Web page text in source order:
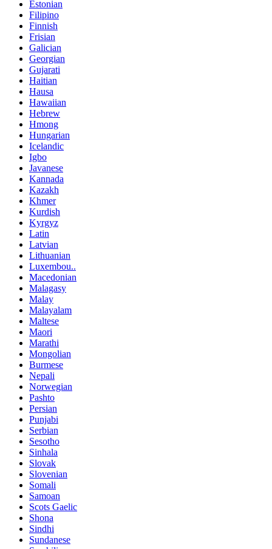
Estonian
Filipino
Finnish
Frisian
Galician
Georgian
Gujarati
Haitian
Hausa
Hawaiian
Hebrew
Hmong
Hungarian
Icelandic
Igbo
Javanese
Kannada
Kazakh
Khmer
Kurdish
Kyrgyz
Latin
Latvian
Lithuanian
Luxembou..
Macedonian
Malagasy
Malay
Malayalam
Maltese
Maori
Marathi
Mongolian
Burmese
Nepali
Norwegian
Pashto
Persian
Punjabi
Serbian
Sesotho
Sinhala
Slovak
Slovenian
Somali
Samoan
Scots Gaelic
Shona
Sindhi
Sundanese